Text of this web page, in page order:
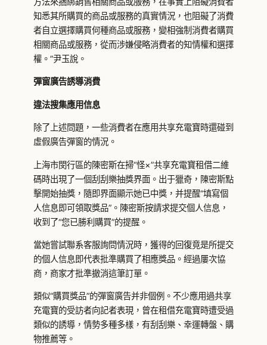
知悉其所購買的商品或服務的真實情況，也阻礙了消費
者自立選擇購買何種商品或服務，變相強制消費者購買
相關商品或服務，從而涉嫌侵略消費者的知情權和選擇
權。”尹玉說。
彈窗廣告誘導消費
違法搜集應用信息
除了上述問題，一些消費者在應用共享充電寶時還碰到
虛假廣告彈窗的情況。
上海市閔行區的陳密斯在掃“怪×”共享充電寶租借二維
碼時出現了一個刮刮樂抽獎界面。出于獵奇，陳密斯點
擊開始抽獎，隨即界面顯示她已中獎，并提醒“填寫個
人信息即可領取獎品”。陳密斯按請求提交個人信息，
收到了“您已勝利購買”的提醒。
當她嘗試聯系客服詢問情況時，獲得的回復竟是所提交
的個人信息即代表批準購買了相應獎品。經過屢次協
商，商家才批準撤消這筆訂單。
類似“購買獎品”的彈窗廣告并非個例。不少應用過共享
充電寶的受訪者向記者表現，曾在租借充電寶時遭受過
類似的誘導，情勢多種多樣，有刮刮樂、幸運轉盤、購
物推薦等。